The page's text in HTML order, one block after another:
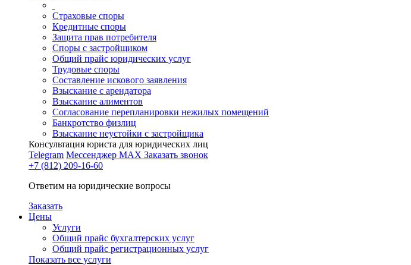
Страховые споры
Кредитные споры
Защита прав потребителя
Споры с застройщиком
Общий прайс юридических услуг
Трудовые споры
Составление искового заявления
Взыскание с арендатора
Взыскание алиментов
Cогласование перепланировки нежилых помещений
Банкротство физлиц
Взыскание неустойки с застройщика
Консультация юриста для юридических лиц
Telegram Мессенджер MAX Заказать звонок
+7 (812) 209-16-60
Ответим на юридические вопросы
Заказать
Цены
Услуги
Общий прайс бухгалтерских услуг
Общий прайс регистрационных услуг
Показать все услуги